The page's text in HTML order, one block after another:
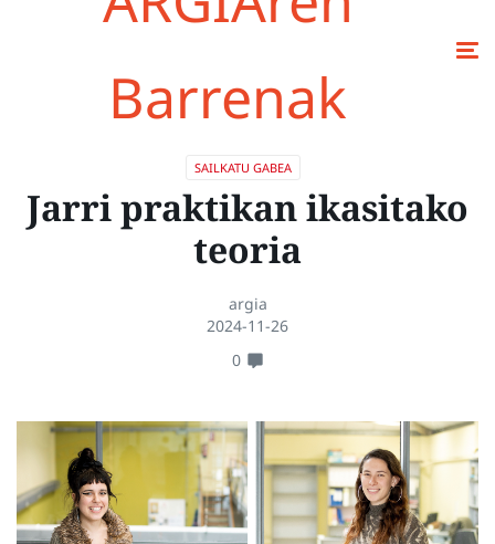
Barrenak
SAILKATU GABEA
Jarri praktikan ikasitako
teoria
argia
2024-11-26
0